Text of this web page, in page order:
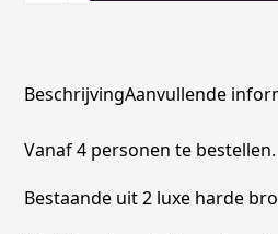
Broodjes
p.p
BeschrijvingAanvullende
Vanaf 4 personen te bestellen.
Bestaande uit 2 luxe harde